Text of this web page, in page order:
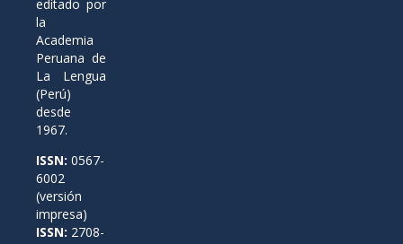
editado por
la
Academia
Peruana de
La Lengua
(Perú)
desde
1967.
ISSN: 0567-
6002
(versión
impresa)
ISSN: 2708-